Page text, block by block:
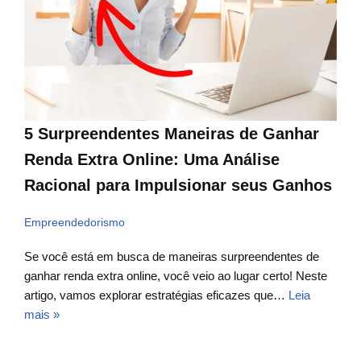
5 Surpreendentes Maneiras de Ganhar
Renda Extra Online: Uma Análise
Racional para Impulsionar seus Ganhos
Empreendedorismo
Se você está em busca de maneiras surpreendentes de
ganhar renda extra online, você veio ao lugar certo! Neste
artigo, vamos explorar estratégias eficazes que… Leia
mais »